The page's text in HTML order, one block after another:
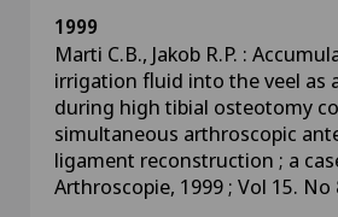
1999
Marti C.B., Jakob R.P. :
irrigation fluid into the veel as
during high tibial osteotomy
simultaneous arthroscopic
ligament reconstruction ; a
Arthroscopie, 1999 ; Vol 15. No